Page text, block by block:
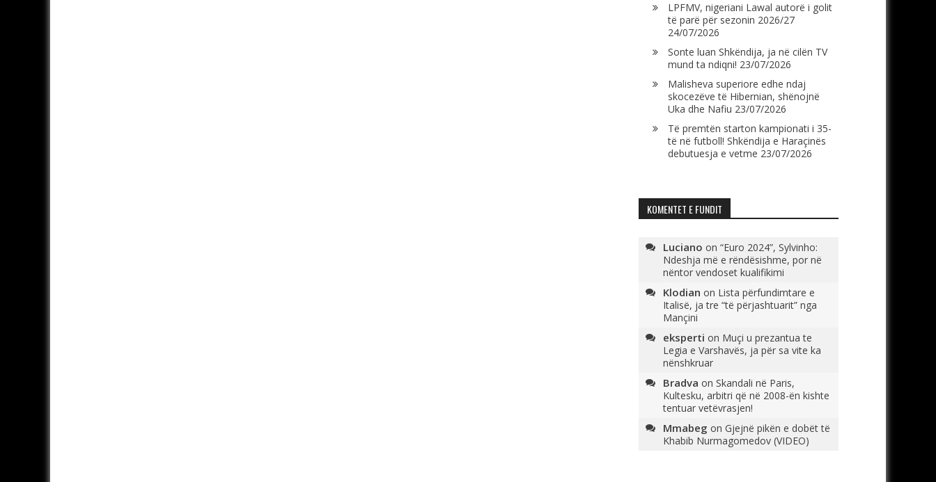
LPFMV, nigeriani Lawal autorë i golit
të parë për sezonin 2026/27
24/07/2026
Sonte luan Shkëndija, ja në cilën TV
mund ta ndiqni! 23/07/2026
Malisheva superiore edhe ndaj
skocezëve të Hibernian, shënojnë
Uka dhe Nafiu 23/07/2026
Të premtën starton kampionati i 35-
të në futboll! Shkëndija e Haraçinës
debutuesja e vetme 23/07/2026
KOMENTET E FUNDIT
Luciano on “Euro 2024”, Sylvinho:
Ndeshja më e rëndësishme, por në
nëntor vendoset kualifikimi
Klodian on Lista përfundimtare e
Italisë, ja tre “të përjashtuarit” nga
Mançini
eksperti on Muçi u prezantua te
Legia e Varshavës, ja për sa vite ka
nënshkruar
Bradva on Skandali në Paris,
Kultesku, arbitri që në 2008-ën kishte
tentuar vetëvrasjen!
Mmabeg on Gjejnë pikën e dobët të
Khabib Nurmagomedov (VIDEO)